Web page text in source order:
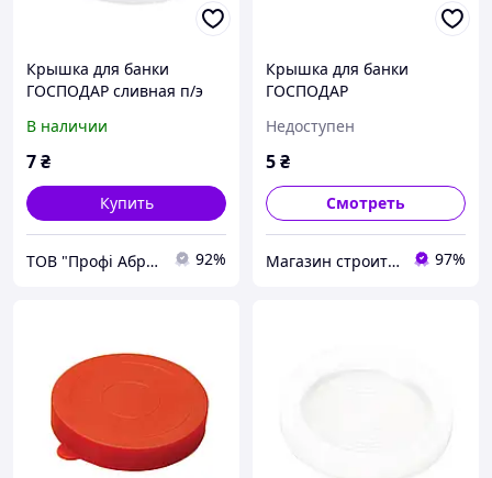
Крышка для банки
ГОСПОДАР сливная п/э
В наличии
7₴
Купить
ТОВ "Профі Абразив Плюс" 92%
Крышка для банки
ГОСПОДАР
прозрачная 92-0083
Недоступен
5₴
Смотреть
Магазин строительных материалов "СТРОИМ ВМЕСТЕ" 97%